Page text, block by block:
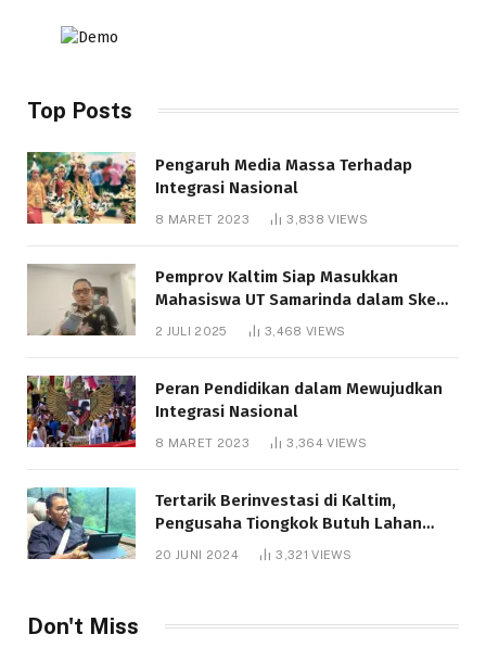
Top Posts
Pengaruh Media Massa Terhadap
Integrasi Nasional
8 MARET 2023 3,838VIEWS
Pemprov Kaltim Siap Masukkan
Mahasiswa UT Samarinda dalam Skema
Bantuan Pendidikan Gratispol
2 JULI 2025 3,468 VIEWS
Peran Pendidikan dalam Mewujudkan
Integrasi Nasional
8 MARET 2023 3,364VIEWS
Tertarik Berinvestasi di Kaltim,
Pengusaha Tiongkok Butuh Lahan
1.000 Hektare
20 JUNI 2024 3,321VIEWS
Don't Miss